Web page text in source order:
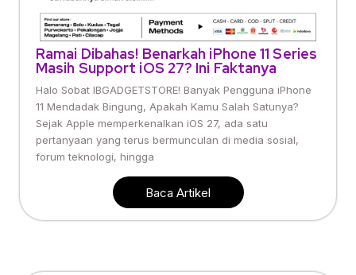
Ramai Dibahas! Benarkah iPhone 11 Series
Masih Support iOS 27? Ini Faktanya
Halo Sobat IBGADGETSTORE! Banyak Pengguna iPhone
11 Mendadak Bingung, Apakah Kamu Salah Satunya?
Sejak Apple memperkenalkan iOS 27, ada satu
pertanyaan yang terus bermunculan di media sosial,
forum teknologi, hingga
Baca Artikel